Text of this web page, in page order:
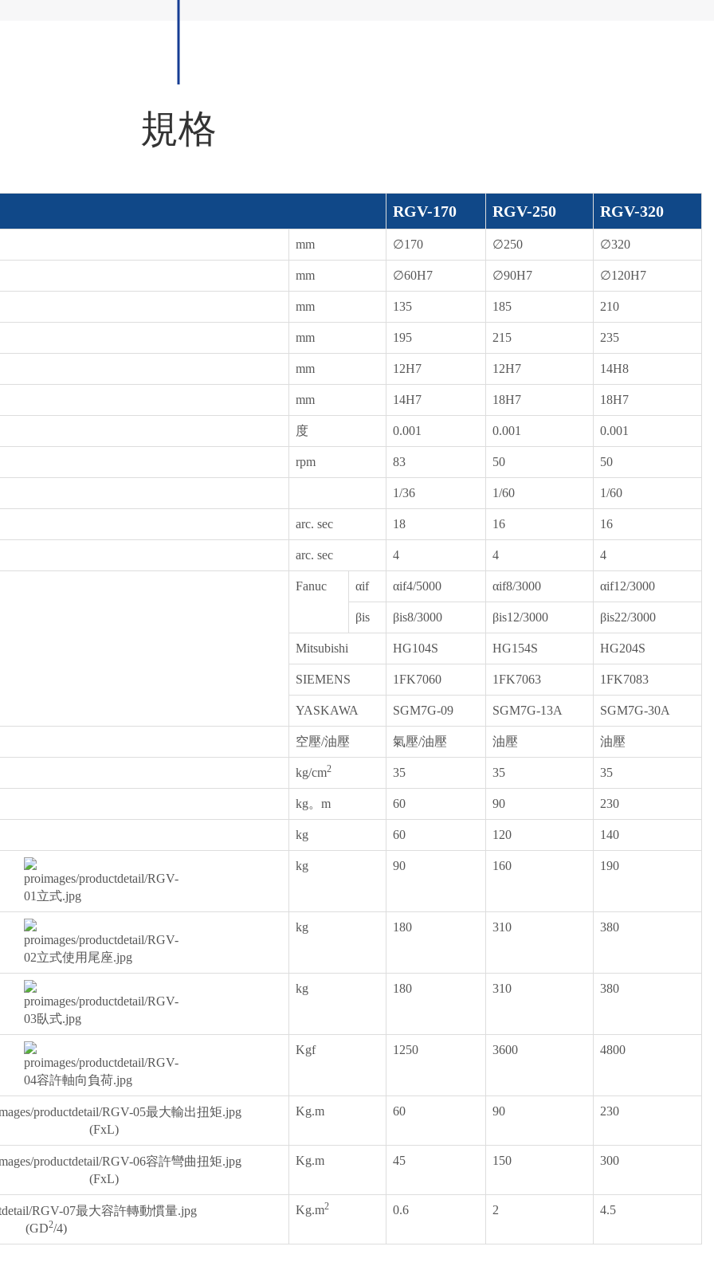
規格
RGV-170 RGV-250 RGV-320
mm ∅170 ∅250 ∅320
mm ∅60H7 ∅90H7 ∅120H7
mm 135 185 210
mm 195 215 235
mm 12H7 12H7 14H8
mm 14H7 18H7 18H7
度 0.001 0.001 0.001
rpm 83 50 50
1/36 1/60 1/60
arc. sec 18 16 16
arc. sec 4 4 4
Fanuc αif αif4/5000 αif8/3000 αif12/3000
βis βis8/3000 βis12/3000 βis22/3000
Mitsubishi HG104S HG154S HG204S
SIEMENS 1FK7060 1FK7063 1FK7083
YASKAWA SGM7G-09 SGM7G-13A SGM7G-30A
空壓/油壓 氣壓/油壓 油壓 油壓
kg/cm2 35 35 35
kg。m 60 90 230
kg 60 120 140
kg 90 160 190
kg 180 310 380
kg 180 310 380
Kgf 1250 3600 4800
(FxL)
Kg.m 60 90 230
(FxL)
Kg.m 45 150 300
(GD2/4)
Kg.m2 0.6 2 4.5